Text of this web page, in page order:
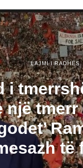
LAJMI I RADHËS
i
një tmerr
të